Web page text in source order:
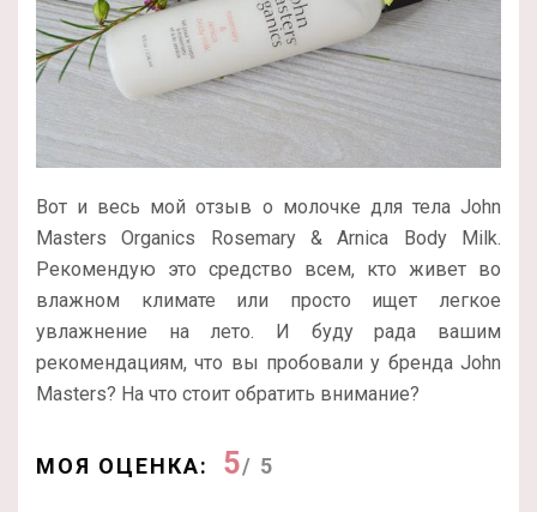
Вот и весь мой отзыв о молочке для тела John
Masters Organics Rosemary & Arnica Body Milk.
Рекомендую это средство всем, кто живет во
влажном климате или просто ищет легкое
увлажнение на лето. И буду рада вашим
рекомендациям, что вы пробовали у бренда John
Masters? На что стоит обратить внимание?
МОЯ ОЦЕНКА: 5/ 5